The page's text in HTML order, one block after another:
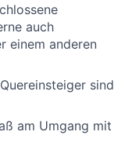
auch
einem anderen
sind
am Umgang mit